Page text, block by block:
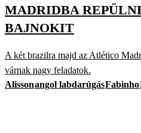
MADRIDBA
BAJNOKIT
A két brazilra majd az Atlético
várnak nagy feladatok.
Alissonangol labdarúgásFabinho